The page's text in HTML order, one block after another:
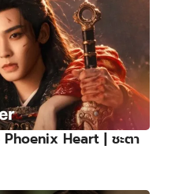
Heart | ชะตา